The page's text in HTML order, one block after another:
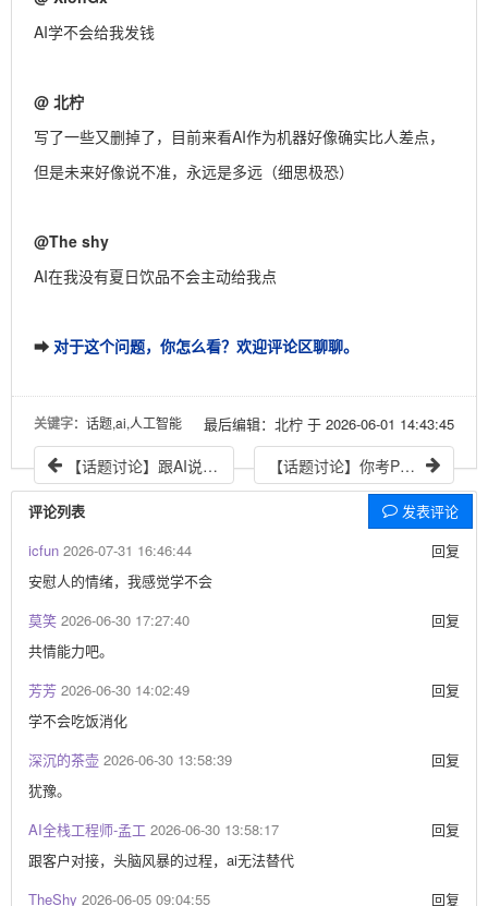
AI学不会给我发钱
@ 北柠
写了一些又删掉了，目前来看AI作为机器好像确实比人差点，
但是未来好像说不准，永远是多远（细思极恐）
@The shy
AI在我没有夏日饮品不会主动给我点
➡ 对于这个问题，你怎么看？欢迎评论区聊聊。
最后编辑：北柠 于 2026-06-01 14:43:45
关键字：话题,ai,人工智能
【话题讨论】跟AI说完话，到底要不要补一句“谢谢”？ 【话题讨论】你考PMP了吗？你认为有没有必要考PMP证书？
发表评论
评论列表
icfun 2026-07-31 16:46:44
回复
安慰人的情绪，我感觉学不会
莫笑 2026-06-30 17:27:40
回复
共情能力吧。
芳芳 2026-06-30 14:02:49
回复
学不会吃饭消化
深沉的茶壶 2026-06-30 13:58:39
回复
犹豫。
AI全栈工程师-孟工 2026-06-30 13:58:17
回复
跟客户对接，头脑风暴的过程，ai无法替代
TheShy 2026-06-05 09:04:55
回复